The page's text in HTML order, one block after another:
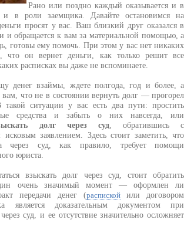
Рано или поздно каждый оказывается и в
и в роли заемщика. Давайте остановимся на
просят у вас. Ваш близкий друг оказался в
и обращается к вам за материальной помощью, а
готовы ему помочь. При этом у вас нет никаких
что он вернет деньги, как только решит все
расписках вы даже не вспоминаете.
денег взаймы, ждете полгода, год и более, а
вам, что не в состоянии вернуть долг — прогорел
ситуации у вас есть два пути: простить
средства и забыть о них навсегда, или
долг через суд, обратившись с
исковым заявлением. Здесь стоит заметить, что
через суд, как правило, требует помощи
юриста.
взыскать долг через суд, стоит обратить
очень значимый момент — оформлен ли
передачи денег (распискойили договором
является доказательным документом при
суд, и ее отсутствие значительно осложняет